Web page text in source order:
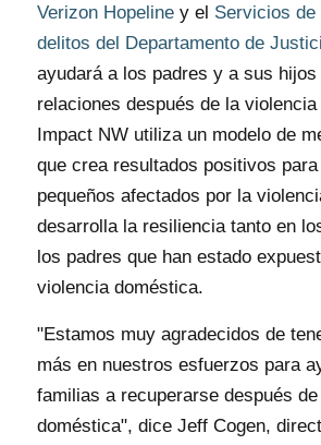
Verizon Hopeliney el Servicios
delitos del Departamento de
ayudará a los padres y a sus
relaciones después de la
Impact NW utiliza un modelo de
que crea resultados positivos
pequeños afectados por la
desarrolla la resiliencia tanto en
los padres que han estado
violencia doméstica.
"Estamos muy agradecidos de
más en nuestros esfuerzos para
familias a recuperarse después
doméstica", dice Jeff Cogen,